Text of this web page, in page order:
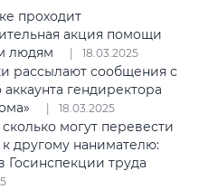
проходит
акция помощи
людям
18.03.2025
рассылают сообщения с
гендиректора
18.03.2025
могут перевести
к другому нанимателю:
Госинспекции труда